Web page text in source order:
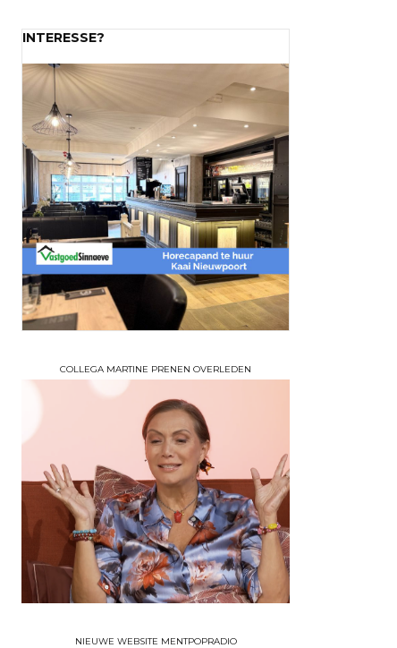
INTERESSE?
COLLEGA MARTINE PRENEN OVERLEDEN
NIEUWE WEBSITE MENTPOPRADIO